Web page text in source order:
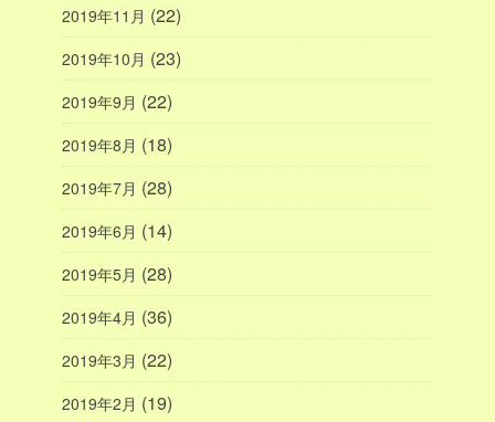
2019年11月 (22)
2019年10月 (23)
2019年9月 (22)
2019年8月 (18)
2019年7月 (28)
2019年6月 (14)
2019年5月 (28)
2019年4月 (36)
2019年3月 (22)
2019年2月 (19)